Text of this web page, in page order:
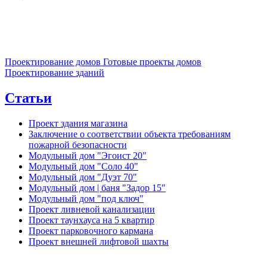
Проектирование домов Готовые проекты домов
Проектирование зданий
Статьи
Проект здания магазина
Заключение о соответствии объекта требованиям
пожарной безопасности
Модульный дом "Эгоист 20"
Модульный дом "Соло 40"
Модульный дом "Дуэт 70"
Модульный дом | баня "Задор 15"
Модульный дом "под ключ"
Проект ливневой канализации
Проект таунхауса на 5 квартир
Проект парковочного кармана
Проект внешней лифтовой шахты